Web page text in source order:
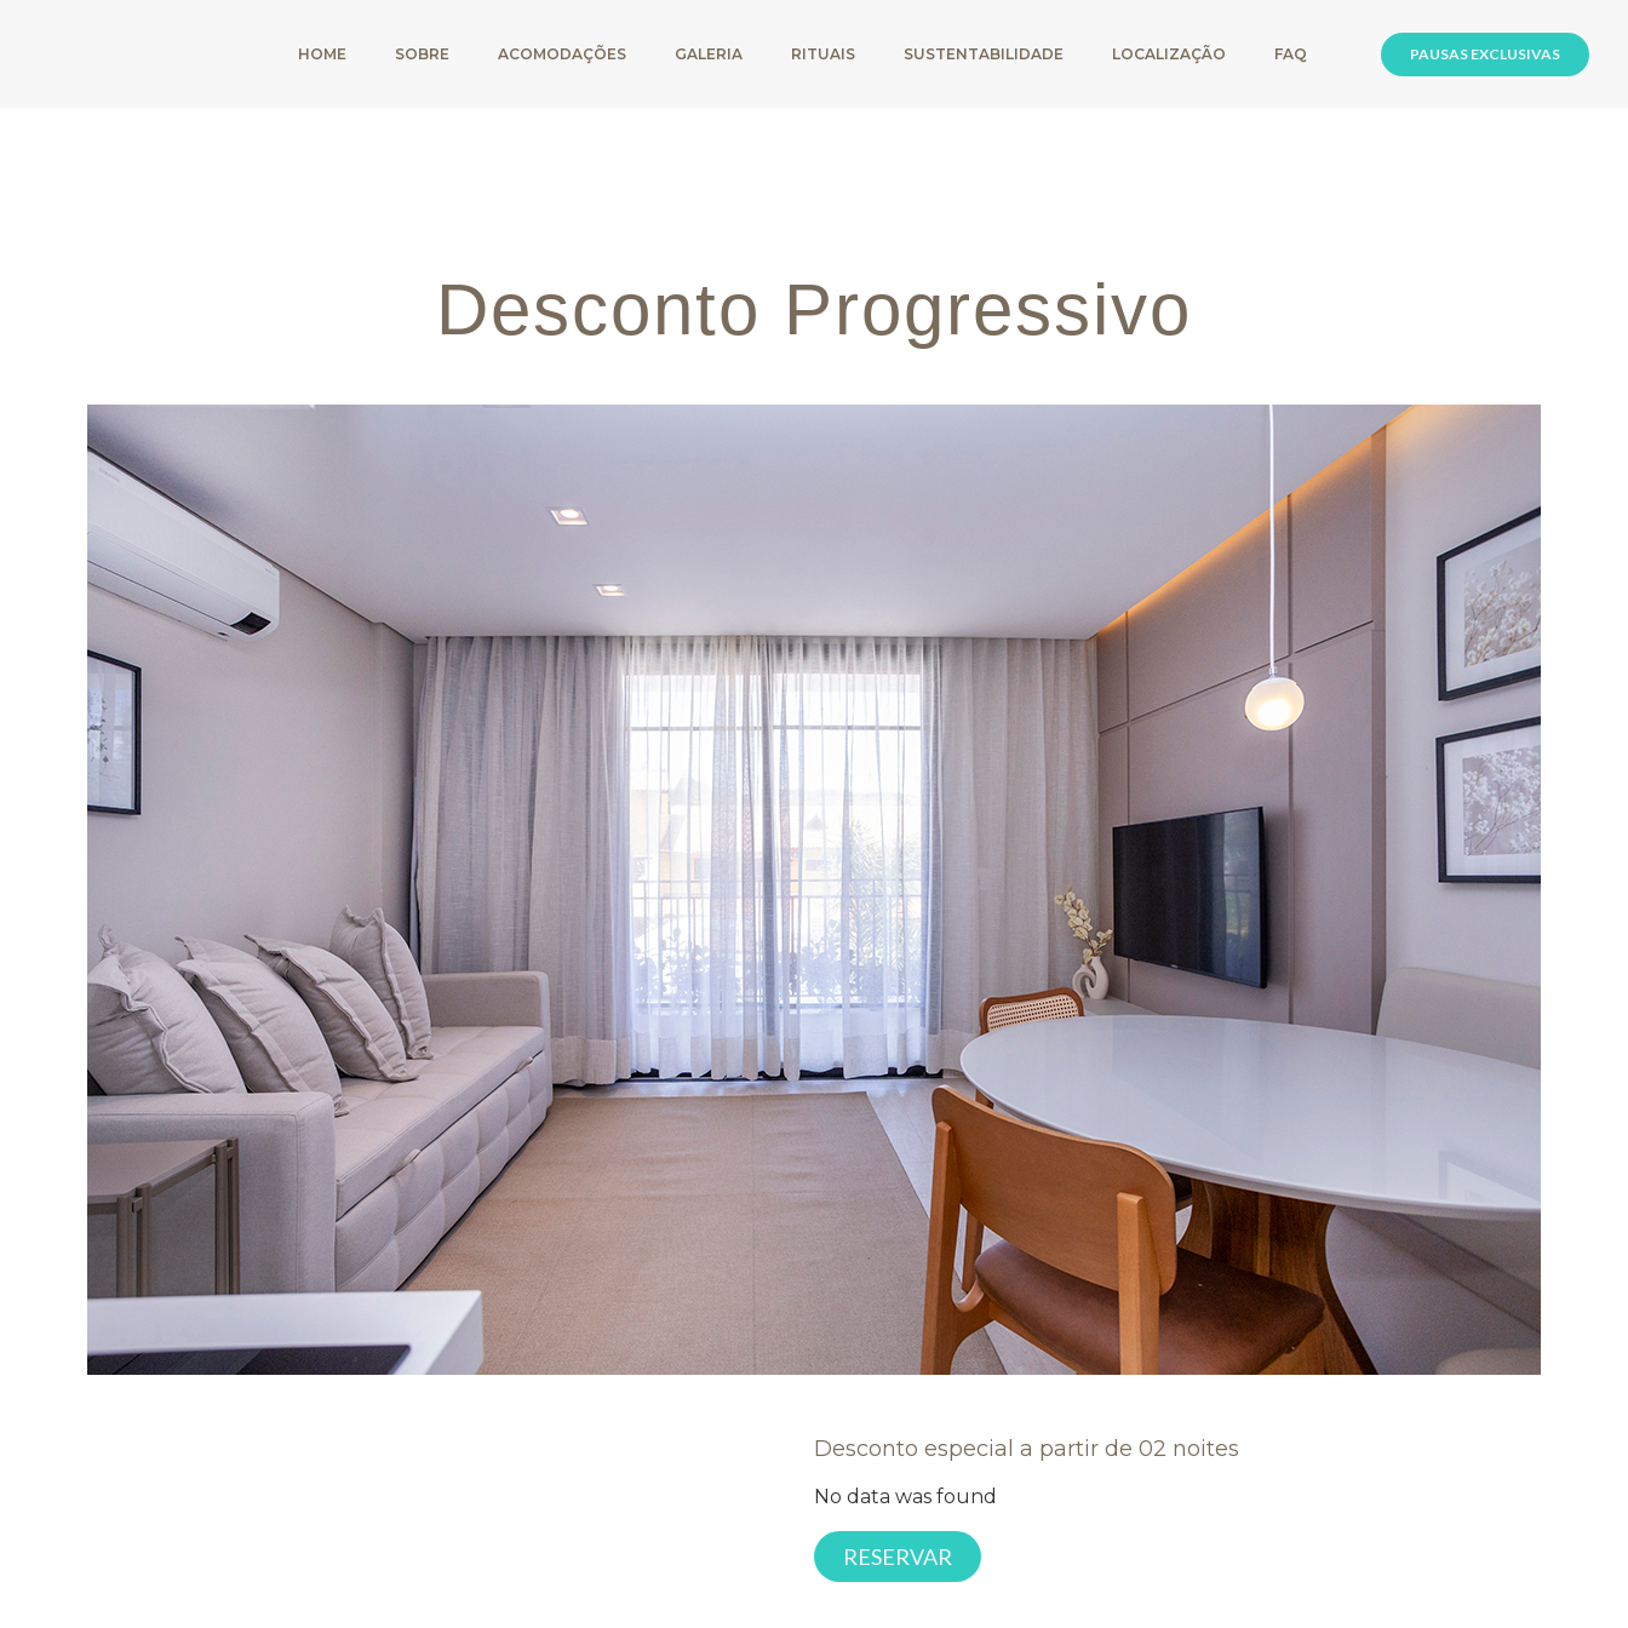
HOME SOBRE ACOMODAÇÕES GALERIA RITUAIS SUSTENTABILIDADE LOCALIZAÇÃO FAQ PAUSAS EXCLUSIVAS
Desconto Progressivo
Desconto especial a partir de 02 noites
No data was found
RESERVAR